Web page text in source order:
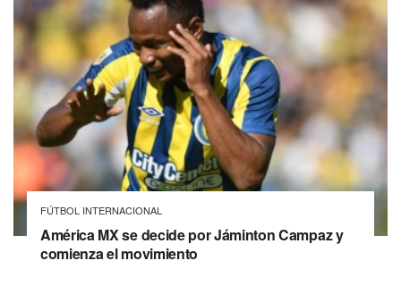
FÚTBOL INTERNACIONAL
América MX se decide por Jáminton Campaz y
comienza el movimiento